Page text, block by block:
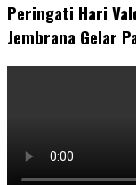
Peringati Hari
Jembrana Gelar